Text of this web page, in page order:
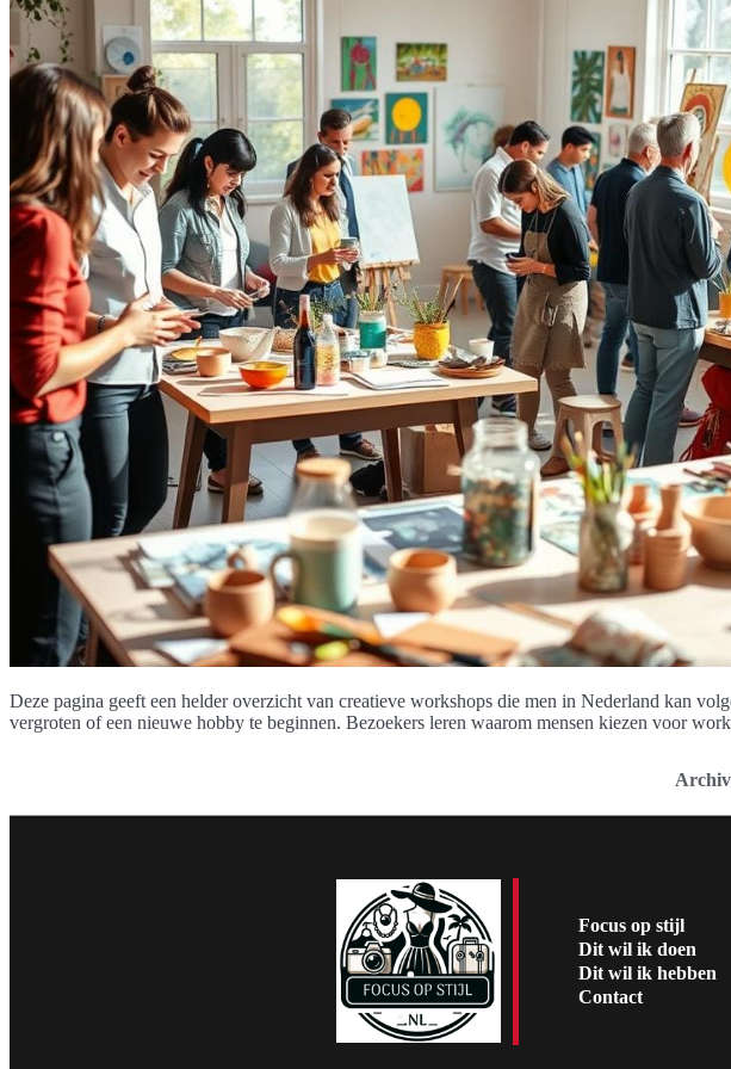
Deze pagina geeft een helder overzicht van creatieve workshops die men in Nederland kan
vergroten of een nieuwe hobby te beginnen. Bezoekers leren waarom mensen kiezen voor
Focus op stijl
Dit wil ik doen
Dit wil ik hebben
Contact